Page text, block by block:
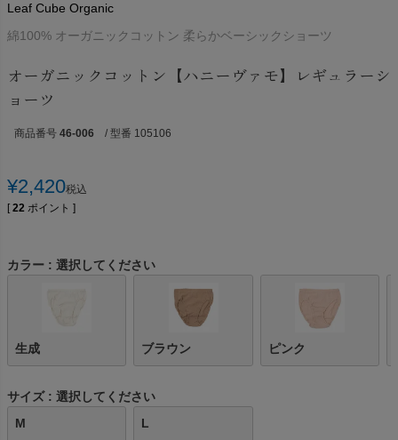
Leaf Cube Organic
綿100% オーガニックコットン 柔らかベーシックショーツ
オーガニックコットン【ハニーヴァモ】レギュラーシ
ョーツ
商品番号 46-006 / 型番 105106
¥2,420税込
[ 22 ポイント ]
カラー 選択してください
生成 ブラウン ピンク
サイズ
選択してください
M
L